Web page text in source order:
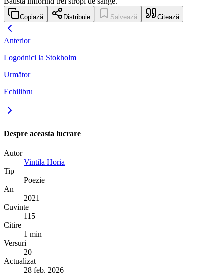
Copiază Distribuie Salvează Citează
Anterior
Logodnici la Stokholm
Următor
Echilibru
Despre aceasta lucrare
Autor
Vintila Horia
Tip
Poezie
An
2021
Cuvinte
115
Citire
1 min
Versuri
20
Actualizat
28 feb. 2026